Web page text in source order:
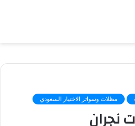
مظلات وسواتر الاختيار السعودي
نجران